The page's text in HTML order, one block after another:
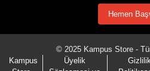
Hemen
© 2025 Kampus Store -
Kampus
Üyelik
Gizlilik